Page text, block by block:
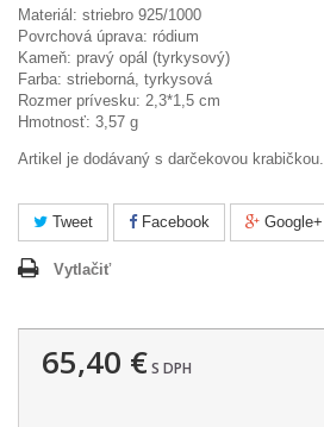
Materiál: striebro 925/1000
Povrchová úprava: ródium
Kameň: pravý opál (tyrkysový)
Farba: strieborná, tyrkysová
Rozmer prívesku: 2,3*1,5 cm
Hmotnosť: 3,57 g
Artikel je dodávaný s darčekovou krabičkou.
Tweet Facebook Google+
Vytlačiť
65,40 €S DPH